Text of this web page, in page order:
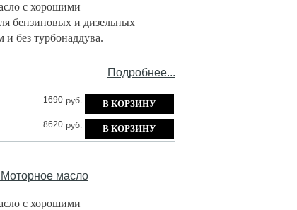
с хорошими
бензиновых и дизельных
и без турбонаддува.
Подробнее...
1690 руб.
8620 руб.
масло
с хорошими